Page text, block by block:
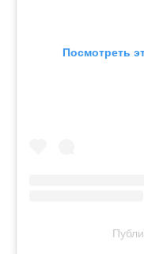
Посмотреть